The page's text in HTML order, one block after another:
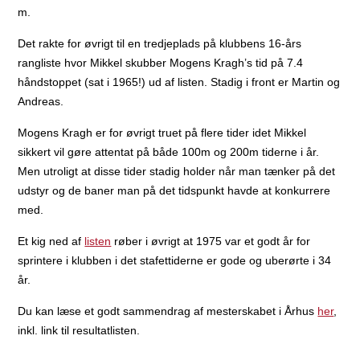
m.
Det rakte for øvrigt til en tredjeplads på klubbens 16-års
rangliste hvor Mikkel skubber Mogens Kragh’s tid på 7.4
håndstoppet (sat i 1965!) ud af listen. Stadig i front er Martin og
Andreas.
Mogens Kragh er for øvrigt truet på flere tider idet Mikkel
sikkert vil gøre attentat på både 100m og 200m tiderne i år.
Men utroligt at disse tider stadig holder når man tænker på det
udstyr og de baner man på det tidspunkt havde at konkurrere
med.
Et kig ned af listen røber i øvrigt at 1975 var et godt år for
sprintere i klubben i det stafettiderne er gode og uberørte i 34
år.
Du kan læse et godt sammendrag af mesterskabet i Århus her,
inkl. link til resultatlisten.